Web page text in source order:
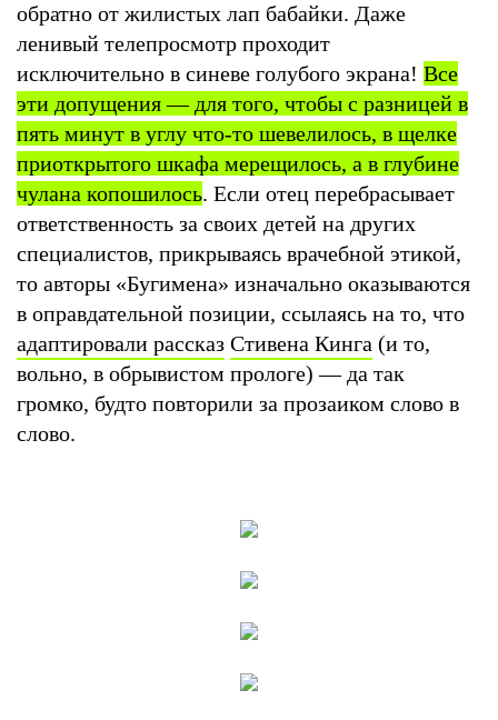
обратно от жилистых лап бабайки. Даже
ленивый телепросмотр проходит
исключительно в синеве голубого экрана! Все
эти допущения — для того, чтобы с разницей в
пять минут в углу что-то шевелилось, в щелке
приоткрытого шкафа мерещилось, а в глубине
чулана копошилось. Если отец перебрасывает
ответственность за своих детей на других
специалистов, прикрываясь врачебной этикой,
то авторы «Бугимена» изначально оказываются
в оправдательной позиции, ссылаясь на то, что
адаптировали рассказ Стивена Кинга (и то,
вольно, в обрывистом прологе) — да так
громко, будто повторили за прозаиком слово в
слово.